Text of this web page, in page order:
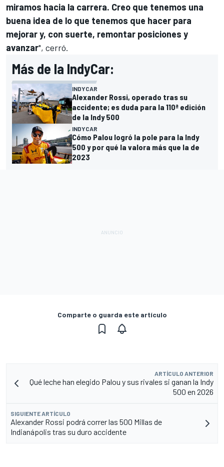
miramos hacia la carrera. Creo que tenemos una
buena idea de lo que tenemos que hacer para
mejorar y, con suerte, remontar posiciones y
avanzar", cerró.
Más de la IndyCar:
INDYCAR
Alexander Rossi, operado tras su
accidente; es duda para la 110ª edición
de la Indy 500
INDYCAR
Cómo Palou logró la pole para la Indy
500 y por qué la valora más que la de
2023
Comparte o guarda este artículo
ARTÍCULO ANTERIOR
Qué leche han elegido Palou y sus rivales si ganan la Indy
500 en 2026
SIGUIENTE ARTÍCULO
Alexander Rossi podrá correr las 500 Millas de
Indianápolis tras su duro accidente